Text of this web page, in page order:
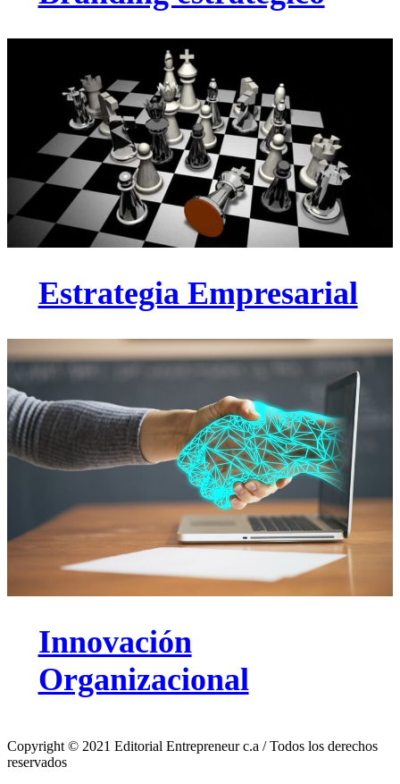
Estrategia Empresarial
Innovación
Organizacional
Copyright © 2021 Editorial Entrepreneur c.a / Todos los derechos
reservados